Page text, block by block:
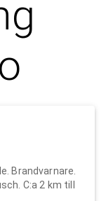
Brandvarnare.
C:a 2 km till